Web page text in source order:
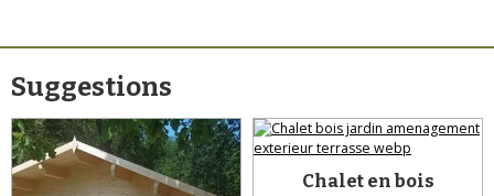
Suggestions
Chalet en bois